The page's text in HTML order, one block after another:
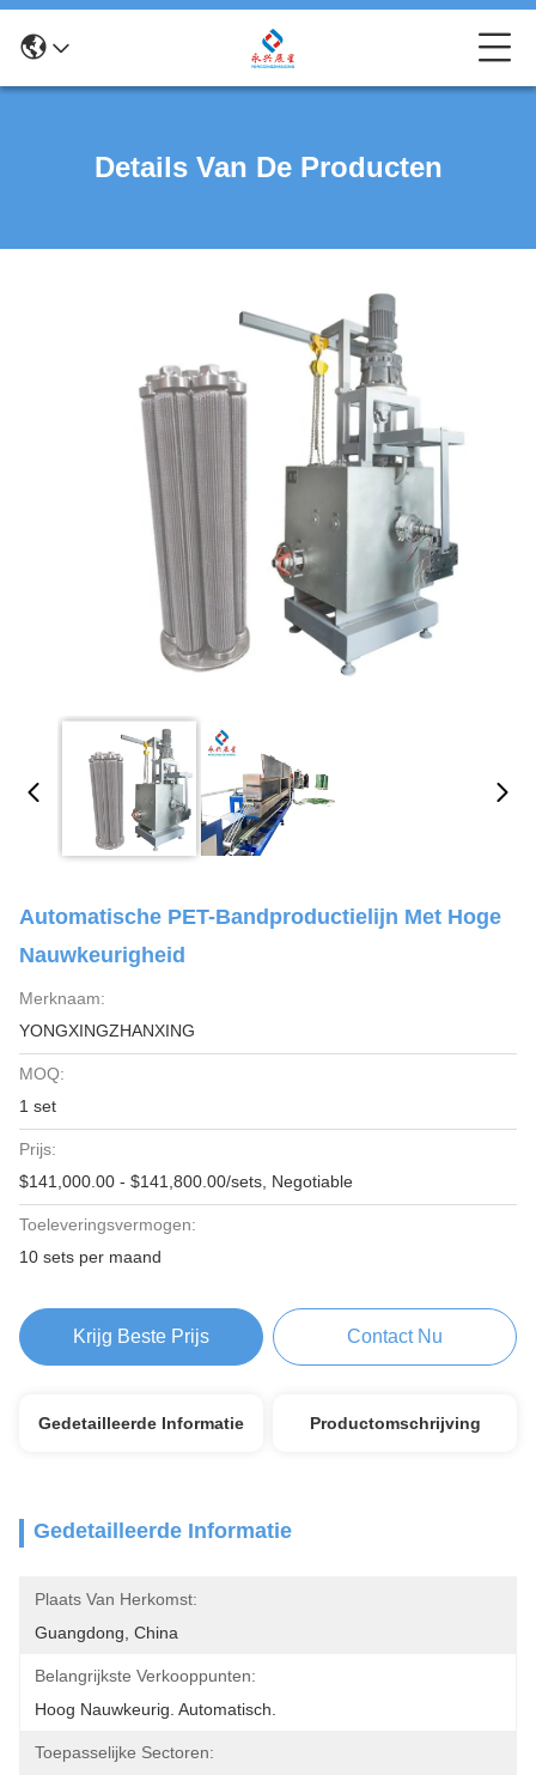
Details Van De Producten
Automatische PET-Bandproductielijn Met Hoge
Nauwkeurigheid
Merknaam:
YONGXINGZHANXING
MOQ:
1 set
Prijs:
$141,000.00 - $141,800.00/sets, Negotiable
Toeleveringsvermogen:
10 sets per maand
Krijg Beste Prijs Contact Nu
Gedetailleerde Informatie Productomschrijving
Gedetailleerde Informatie
Plaats Van Herkomst:
Guangdong, China
Belangrijkste Verkooppunten:
Hoog Nauwkeurig. Automatisch.
Toepasselijke Sectoren: